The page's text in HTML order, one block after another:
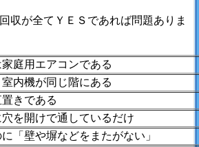
収が全てＹＥＳであれば問題ありま
庭用エアコンである
内機が同じ階にある
きである
を開けで通しているだけ
「壁や塀などをまたがない」